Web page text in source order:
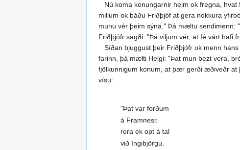
Nú koma konungarnir heim ok fregna,
millum ok báðu Friðþjóf at gera nokkura
munu vér þeim sýna." Þá mæltu sendimenn:
Friðþjófr sagði: "Þá viljum vér, at fé várt hafi
Síðan bjuggust þeir Friðþjófr ok menn
farinn, þá mælti Helgi: "Þat mun bezt vera,
fjölkunnigum konum, at þær gerði æðiveðr at
vísu:
"Þat var forðum
á Framnesi:
rera ek opt á tal
við Ingibjörgu.